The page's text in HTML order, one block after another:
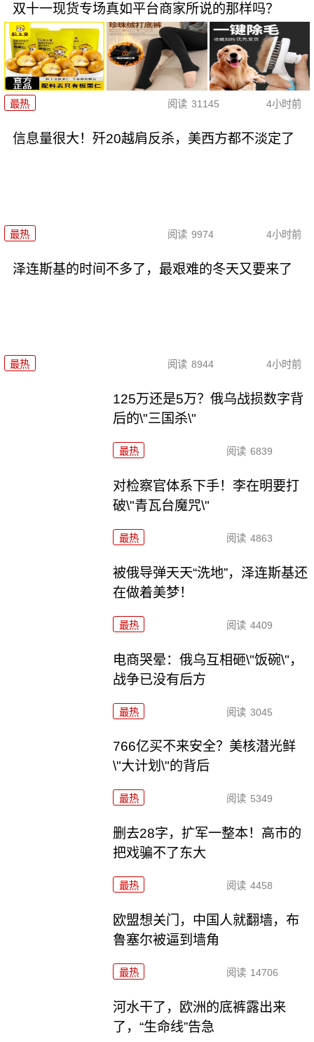
双十一现货专场真如平台商家所说的那样吗？
最热 阅读 31145 4小时前
信息量很大！歼20越肩反杀，美西方都不淡定了
最热 阅读 9974 4小时前
泽连斯基的时间不多了，最艰难的冬天又要来了
最热 阅读 8944 4小时前
125万还是5万？俄乌战损数字背
后的\"三国杀\"
最热 阅读 6839
对检察官体系下手！李在明要打
破\"青瓦台魔咒\"
最热 阅读 4863
被俄导弹天天“洗地”，泽连斯基还
在做着美梦！
最热 阅读 4409
电商哭晕：俄乌互相砸\"饭碗\"，
战争已没有后方
最热 阅读 3045
766亿买不来安全？美核潜光鲜
\"大计划\"的背后
最热 阅读 5349
删去28字，扩军一整本！高市的
把戏骗不了东大
最热 阅读 4458
欧盟想关门，中国人就翻墙，布
鲁塞尔被逼到墙角
最热 阅读 14706
河水干了，欧洲的底裤露出来
了，“生命线”告急